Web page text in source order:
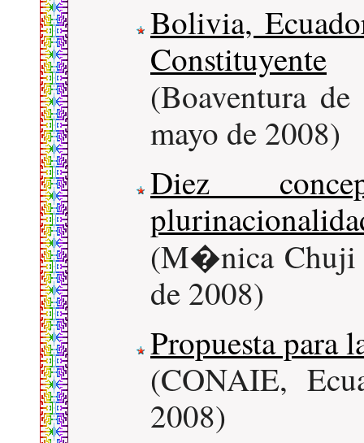
Bolivia,
Constituyente
(Boaventura
mayo de 2008)
Diez
(M�nica Chuji
de 2008)
Propuesta para
(CONAIE,
2008)